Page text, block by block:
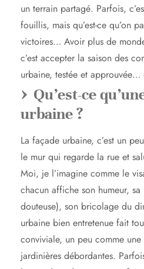
un terrain partagé. Parfois,
fouillis, mais qu’est-ce qu’on
victoires… Avoir plus de
c’est accepter la saison des
urbaine, testée et approuvée…
Qu’est-ce
urbaine ?
La façade urbaine, c’est un
le mur qui regarde la rue et
Moi, je l’imagine comme le
chacun affiche son humeur,
douteuse), son bricolage du
urbaine bien entretenue fait
conviviale, un peu comme une
jardinières débordantes.